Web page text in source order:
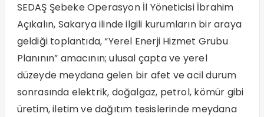
SEDAŞ Şebeke Operasyon İl Yöneticisi İbrahim
Açıkalın, Sakarya ilinde ilgili kurumların bir araya
geldiği toplantıda, “Yerel Enerji Hizmet Grubu
Planının” amacının; ulusal çapta ve yerel
düzeyde meydana gelen bir afet ve acil durum
sonrasında elektrik, doğalgaz, petrol, kömür gibi
üretim, iletim ve dağıtım tesislerinde meydana